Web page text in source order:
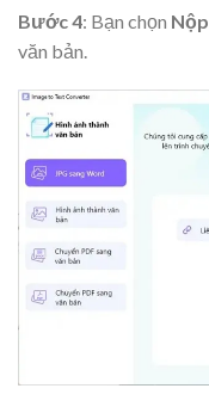
Bước 4: Bạn chọn Nộp
văn bản.